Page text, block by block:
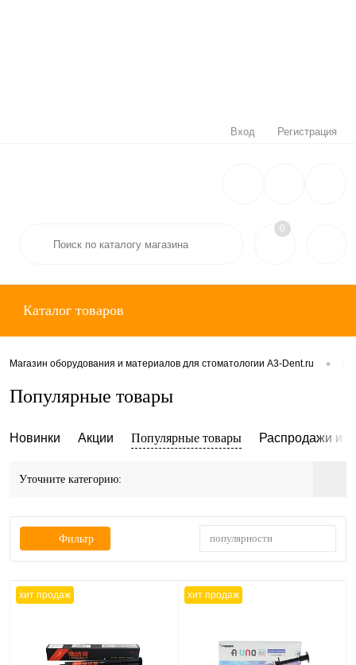
Вход Регистрация
0
Каталог товаров
Магазин оборудования и материалов для стоматологии A3-Dent.ru •
Популярные товары
Новинки Акции Популярные товары Распродажи и
Уточните категорию:
Фильтр популярности
хит продаж хит продаж